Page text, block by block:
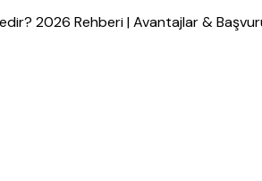
2026 Rehberi | Avantajlar &